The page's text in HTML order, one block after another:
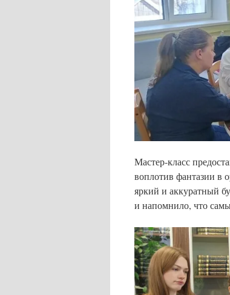
Мастер-класс
воплотив фантазии в
яркий и аккуратный
и напомнило, что